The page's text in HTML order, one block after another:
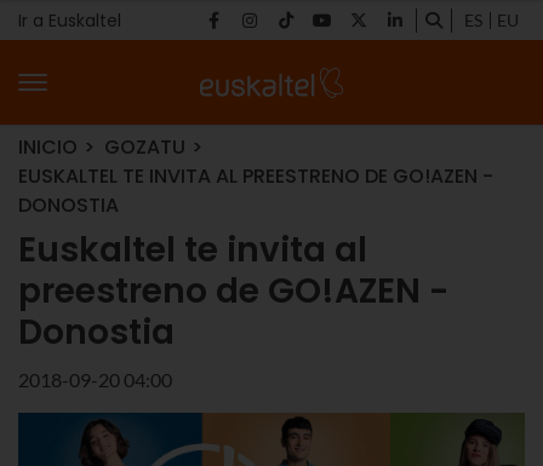
Ir a Euskaltel ES EU
INICIO
GOZATU
EUSKALTEL TE INVITA AL PREESTRENO DE GO!AZEN -
DONOSTIA
Euskaltel te invita al
preestreno de GO!AZEN -
Donostia
2018-09-20 04:00